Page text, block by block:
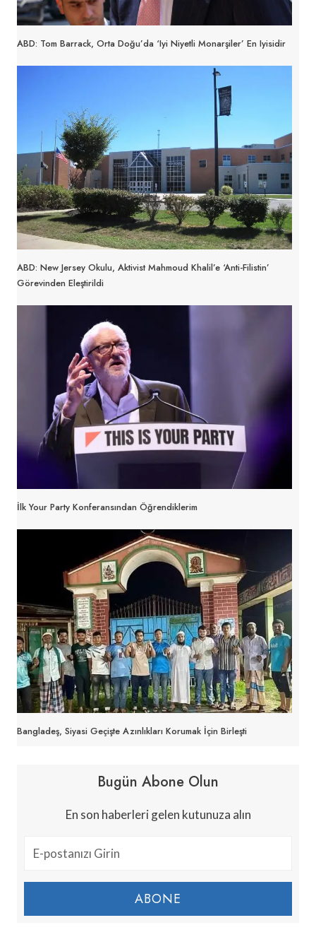
ABD: Tom Barrack, Orta Doğu’da ‘iyi Niyetli Monarşiler’ En Iyisidir
ABD: New Jersey Okulu, Aktivist Mahmoud Khalil’e ‘Anti-Filistin’
Görevinden Eleştirildi
İlk Your Party Konferansından Öğrendiklerim
Bangladeş, Siyasi Geçişte Azınlıkları Korumak İçin Birleşti
Bugün Abone Olun
En son haberleri gelen kutunuza alın
ABONE